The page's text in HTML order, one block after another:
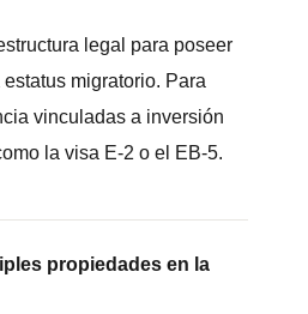
legal para poseer
migratorio. Para
vinculadas a inversión
la visa E-2 o el EB-5.
propiedades en la